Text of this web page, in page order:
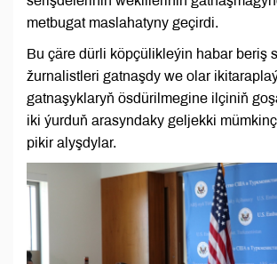
metbugat maslahatyny geçirdi.
Bu çäre dürli köpçülikleýin habar beriş
žurnalistleri gatnaşdy we olar
gatnaşyklaryň ösdürilmegine ilçiniň
iki ýurduň arasyndaky geljekki
pikir alyşdylar.